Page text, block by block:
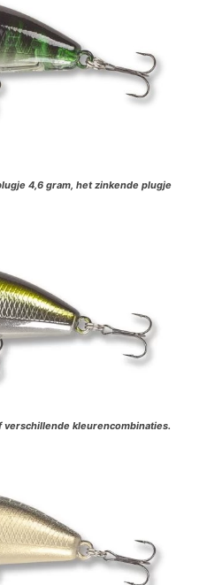
4,6 gram, het zinkende plugje
verschillende kleurencombinaties.